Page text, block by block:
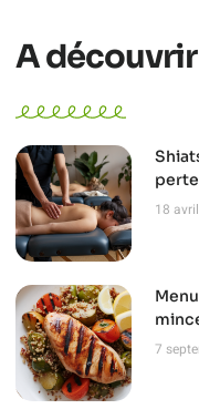
A découvrir
18
7